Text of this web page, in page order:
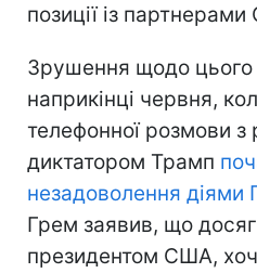
позиції із
Зрушення щодо цього
наприкінці червня,
телефонної розмови з
диктатором Трамп
незадоволення діями
Грем заявив, що досяг
президентом США,